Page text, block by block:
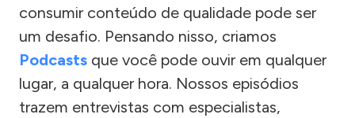
consumir conteúdo de qualidade pode ser
um desafio. Pensando nisso, criamos
Podcasts que você pode ouvir em qualquer
lugar, a qualquer hora. Nossos episódios
trazem entrevistas com especialistas,